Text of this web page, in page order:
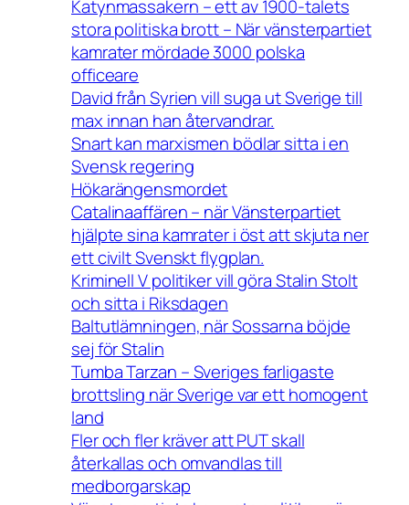
Katynmassakern – ett av 1900-talets
stora politiska brott – När vänsterpartiet
kamrater mördade 3000 polska
officeare
David från Syrien vill suga ut Sverige till
max innan han återvandrar.
Snart kan marxismen bödlar sitta i en
Svensk regering
Hökarängensmordet
Catalinaaffären – när Vänsterpartiet
hjälpte sina kamrater i öst att skjuta ner
ett civilt Svenskt flygplan.
Kriminell V politiker vill göra Stalin Stolt
och sitta i Riksdagen
Baltutlämningen, när Sossarna böjde
sej för Stalin
Tumba Tarzan – Sveriges farligaste
brottsling när Sverige var ett homogent
land
Fler och fler kräver att PUT skall
återkallas och omvandlas till
medborgarskap